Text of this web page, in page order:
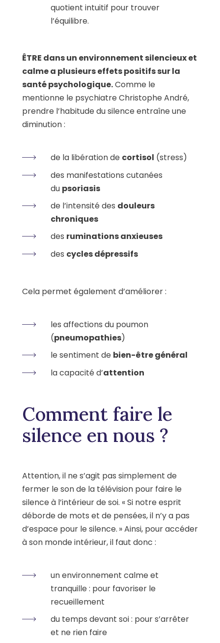
quotient intuitif pour trouver
l’équilibre.
ÊTRE dans un environnement silencieux et
calme a plusieurs effets positifs sur la
santé psychologique.Comme le
mentionne le psychiatre Christophe André,
prendre l’habitude du silence entraîne une
diminution :
de la libération de cortisol (stress)
des manifestations cutanées
du psoriasis
de l’intensité des douleurs
chroniques
des ruminations anxieuses
des cycles dépressifs
Cela permet également d’améliorer :
les affections du poumon
(pneumopathies)
le sentiment de bien-être général
la capacité d’attention
Comment faire le
silence en nous ?
Attention, il ne s’agit pas simplement de
fermer le son de la télévision pour faire le
silence à l’intérieur de soi. « Si notre esprit
déborde de mots et de pensées, il n’y a pas
d’espace pour le silence. » Ainsi, pour accéder
à son monde intérieur, il faut donc :
un environnement calme et
tranquille : pour favoriser le
recueillement
du temps devant soi : pour s’arrêter
et ne rien faire